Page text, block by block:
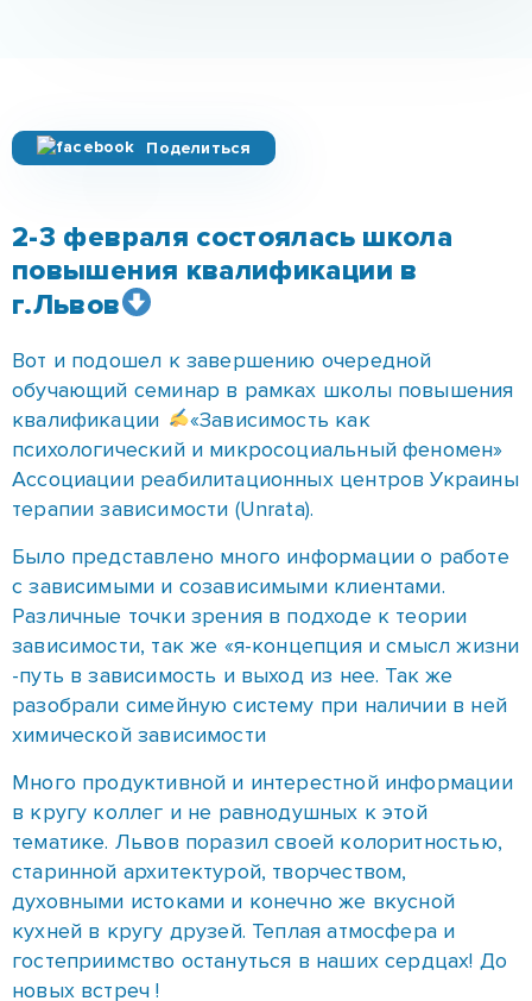
Поделиться
2-3 февраля состоялась школа
повышения квалификации в
г.Львов
Вот и подошел к завершению очередной
обучающий семинар в рамках школы повышения
квалификации
«Зависимость как
психологический и микросоциальный феномен»
Ассоциации реабилитационных центров Украины
терапии зависимости (Unrata).
Было представлено много информации о работе
с зависимыми и созависимыми клиентами.
Различные точки зрения в подходе к теории
зависимости, так же «я-концепция и смысл жизни
-путь в зависимость и выход из нее. Так же
разобрали симейную систему при наличии в ней
химической зависимости
Много продуктивной и интерестной информации
в кругу коллег и не равнодушных к этой
тематике. Львов поразил своей колоритностью,
старинной архитектурой, творчеством,
духовными истоками и конечно же вкусной
кухней в кругу друзей. Теплая атмосфера и
гостеприимство остануться в наших сердцах! До
новых встреч !